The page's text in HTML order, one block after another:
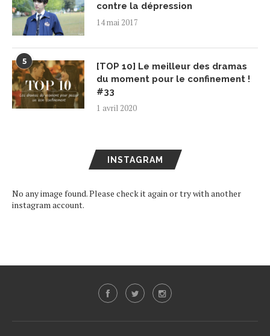
contre la dépression
14 mai 2017
5
[TOP 10] Le meilleur des dramas
du moment pour le confinement !
#33
1 avril 2020
INSTAGRAM
No any image found. Please check it again or try with another
instagram account.